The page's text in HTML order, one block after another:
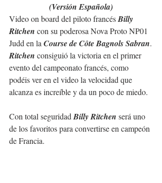
(Versión Española)
Video on board del piloto francés Billy
Ritchen con su poderosa Nova Proto NP01
Judd en la Course de Côte Bagnols Sabran.
Ritchen consiguió la victoria en el primer
evento del campeonato francés, como
podéis ver en el video la velocidad que
alcanza es increíble y da un poco de miedo.
Con total seguridad Billy Ritchen será uno
de los favoritos para convertirse en campeón
de Francia.